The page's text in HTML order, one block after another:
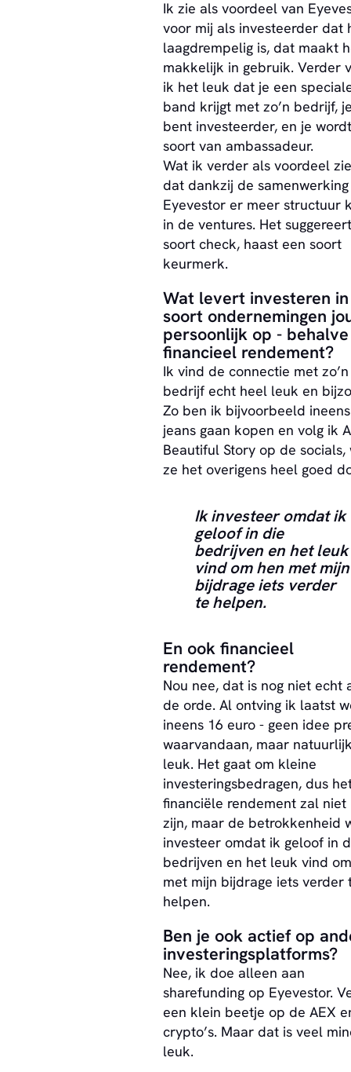
Ik zie als voordeel van
voor mij als investeerder dat
laagdrempelig is, dat maakt
makkelijk in gebruik. Verder
ik het leuk dat je een
band krijgt met zo’n bedrijf,
bent investeerder, en je
soort van ambassadeur.
Wat ik verder als voordeel
dat dankzij de
Eyevestor er meer structuur
in de ventures. Het
soort check, haast een soort
keurmerk.
Wat levert investeren
soort ondernemingen
persoonlijk op - behalve
financieel rendement?
Ik vind de connectie met zo’n
bedrijf echt heel leuk en
Zo ben ik bijvoorbeeld
jeans gaan kopen en volg ik A
Beautiful Story op de socials,
ze het overigens heel goed
Ik investeer omdat ik
geloof in die
bedrijven en het leuk
vind om hen met mijn
bijdrage iets verder
te helpen.
En ook financieel
rendement?
Nou nee, dat is nog niet echt
de orde. Al ontving ik laatst
ineens 16 euro - geen idee
waarvandaan, maar
leuk. Het gaat om kleine
investeringsbedragen, dus
financiële rendement zal niet
zijn, maar de betrokkenheid
investeer omdat ik geloof in
bedrijven en het leuk vind
met mijn bijdrage iets verder
helpen.
Ben je ook actief op
investeringsplatforms?
Nee, ik doe alleen aan
sharefunding op Eyevestor.
een klein beetje op de AEX
crypto’s. Maar dat is veel
leuk.